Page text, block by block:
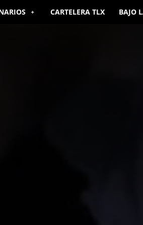
CARTELERA TLX BAJO